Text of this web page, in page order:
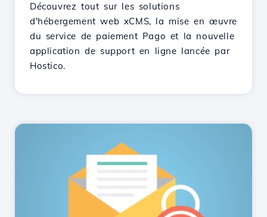
Découvrez tout sur les solutions
d'hébergement web xCMS, la mise en œuvre
du service de paiement Pago et la nouvelle
application de support en ligne lancée par
Hostico.